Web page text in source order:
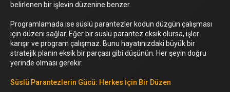
belirlenen bir işlevin düzenine benzer.
Programlamada ise süslü parantezler kodun düzgün çalışması
için düzeni sağlar. Eğer bir süslü parantez eksik olursa, işler
karışır ve program çalışmaz. Bunu hayatınızdaki büyük bir
stratejik planın eksik bir parçası gibi düşünün. Her şeyin doğru
yerinde olması gerekir.
Süslü Parantezlerin Gücü: Herkes İçin Bir Düzen